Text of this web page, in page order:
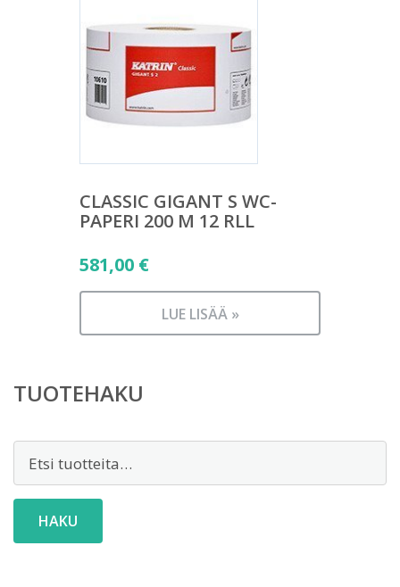
CLASSIC GIGANT S WC-
PAPERI 200 M 12 RLL
581,00 €
LUE LISÄÄ »
TUOTEHAKU
HAKU